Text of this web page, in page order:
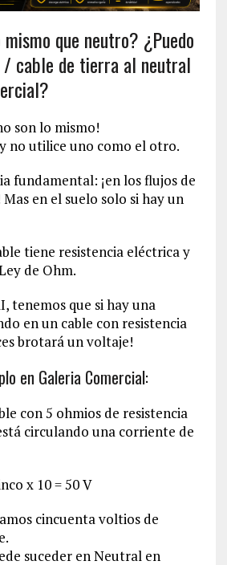
que neutro? ¿Puedo
cable de tierra al neutral
son lo mismo!
no utilice uno como el otro.
fundamental: ¡en los flujos de
en el suelo solo si hay un
tiene resistencia eléctrica y
de Ohm.
tenemos que si hay una
en un cable con resistencia
brotará un voltaje!
en Galeria Comercial:
con 5 ohmios de resistencia
circulando una corriente de
x 10 = 50 V
cincuenta voltios de
suceder en Neutral en